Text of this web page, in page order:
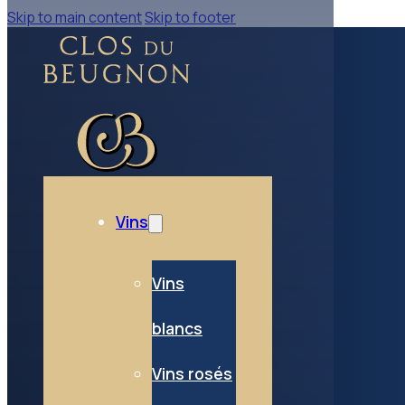
Skip to main contentSkip to footer
Vins
Vins
blancs
Vins rosés